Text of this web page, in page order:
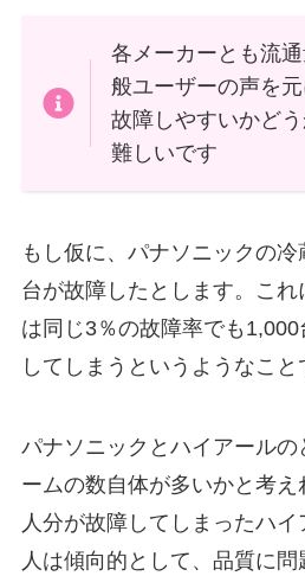
各メーカーとも流
般ユーザーの声を
故障しやすいかど
難しいです
もし仮に、パナソニックの
台が故障したとします。こ
は同じ3％の故障率でも
してしまうというようなこと
パナソニックとハイアールの
ームの数自体が多いかと考
人分が故障してしまったハ
人は傾向的として、品質に